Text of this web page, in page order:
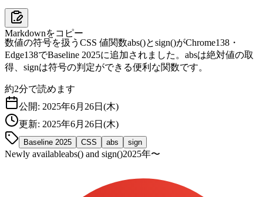
Markdownをコピー
数値の符号を扱うCSS 値関数abs()とsign()がChrome138・
Edge138でBaseline 2025に追加されました。absは絶対値の取
得、signは符号の判定ができる便利な関数です。
約2分で読めます
公開: 2025年6月26日(木)
更新: 2025年6月26日(木)
Baseline 2025 CSS abs sign
Newly availableabs() and sign()2025年〜